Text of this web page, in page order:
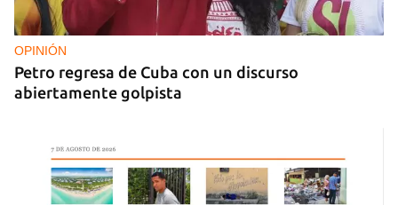
El cubano Wilfredo León, campeón con Polonia
en la Liga de Naciones de Voleibol 2026
OPINIÓN
Petro regresa de Cuba con un discurso
abiertamente golpista